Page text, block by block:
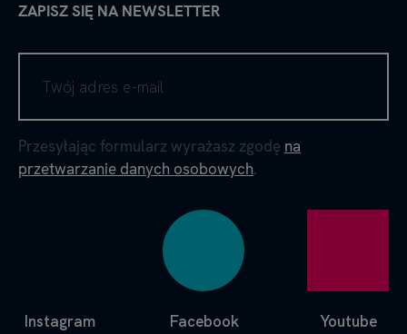
ZAPISZ SIĘ NA NEWSLETTER
Przesyłając formularz wyrażasz zgodę na
przetwarzanie danych osobowych.
Facebook
Instagram Youtube